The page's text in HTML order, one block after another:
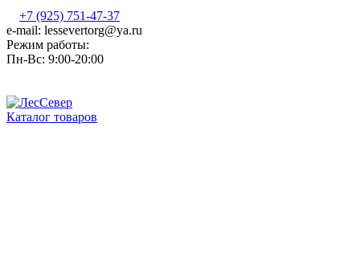
+7 (925) 751-47-37
e-mail: lessevertorg@ya.ru
Режим работы:
Пн-Вс: 9:00-20:00
Каталог товаров